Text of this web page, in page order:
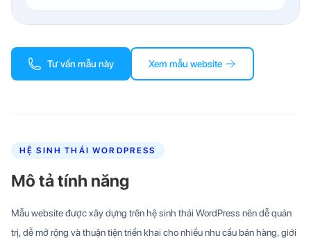
Tư vấn mẫu này Xem mẫu website
HỆ SINH THÁI WORDPRESS
Mô tả tính năng
Mẫu website được xây dựng trên hệ sinh thái WordPress nên dễ quản
trị, dễ mở rộng và thuận tiện triển khai cho nhiều nhu cầu bán hàng, giới